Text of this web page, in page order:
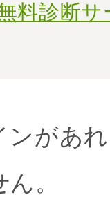
料診断
ンがあ
。